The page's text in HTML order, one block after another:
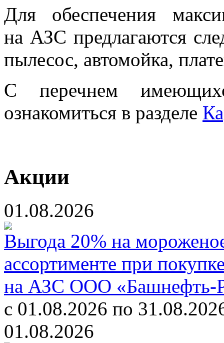
Для обеспечения
на АЗС предлагаются
пылесос, автомойка,
С перечнем
ознакомиться в разделе
Акции
01.08.2026
Выгода 20% на
ассортименте при
на АЗС ООО «Башнефть-
с 01.08.2026 по
01.08.2026